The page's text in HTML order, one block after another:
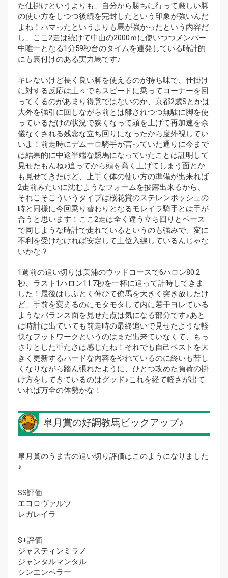
た仕掛けというよりも、自分から勝ちに行って厳しい脚
の使い方をしつつ後続を完封したという印象が強いんだ
よね！ハマったというよりも馬が強かったという内容だ
し、ここ2走は続けて中山の2000ｍに使いつつメンバー
中唯一となる1分59秒台のタイムを連発している時計的
にも裏付けのある実力馬です♪
キレないけど長く良い脚を使えるのが持ち味で、仕掛け
に対する反応は上々でもスピードに乗ってコーナーを回
ってくるのがあまり得意ではないのか、京都2歳Sとかは
大外を強引に回しながら前とは離されつつ無駄に脚を使
っているだけの状況で狭くなって頭を上げて再加速を余
儀なくされる残念な立ち回りになったから度外視してい
いよ！前走時にデムーロ騎手が言っていた通りに今まで
は結果的に中途半端な競馬になっていたことは証明して
見せたもんね♪追ってから頭を高く上げてしまう面とか
も見せてきたけど、上手く体の使い方の準備が出来れば
2走前みたいに沈むようなフォームを披露出来るから、
それこそこういうタイプは桜花賞のステレンボッシュの
時と同様に今回乗り替わりとなるモレイラ騎手とは手が
合うと思います！ここ2走は全く違う立ち回りとペース
で同じような時計で走れているというのも強みで、変に
不利を受けなければ安定して上位入線しているんじゃな
いかな？
1週前の追い切りは美浦のウッドコースで6ハロン80.2
秒、ラスト1ハロン11.7秒を一杯に追って計時してきま
した！最後はしぶとく伸びて僚馬を大きく突き放したけ
ど、手前を変えるのにモタモタして内に若干ヨレている
ようなバランス面を見せた点は気になる部分です♪あと
は時計は出ていても前走時の最終追いで見せたような軽
快なフットワークというのはまだ出来ていなくて、もっ
さりとした重たさは感じたね！それでも自己ベストを大
きく更新するハードな内容をやれているのに終いも苦し
くなりながら踏ん張れたように、ひとつ攻めた負荷の掛
け方をしてきているのはグッド♪これを経て軽さが出て
いれば万全の体勢かな！
皐月賞の好調教馬ピックアップ♪
皐月賞のうま吉の追い切り評価はこのようになりました
♪
SS評価
エコロヴァルツ
レガレイラ
S+評価
ジャスティンミラノ
ジャンタルマンタル
シンエンペラー